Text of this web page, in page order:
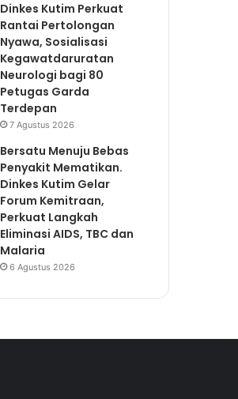
Dinkes Kutim Perkuat
Rantai Pertolongan
Nyawa, Sosialisasi
Kegawatdaruratan
Neurologi bagi 80
Petugas Garda
Terdepan
7 Agustus 2026
Bersatu Menuju Bebas
Penyakit Mematikan.
Dinkes Kutim Gelar
Forum Kemitraan,
Perkuat Langkah
Eliminasi AIDS, TBC dan
Malaria
6 Agustus 2026